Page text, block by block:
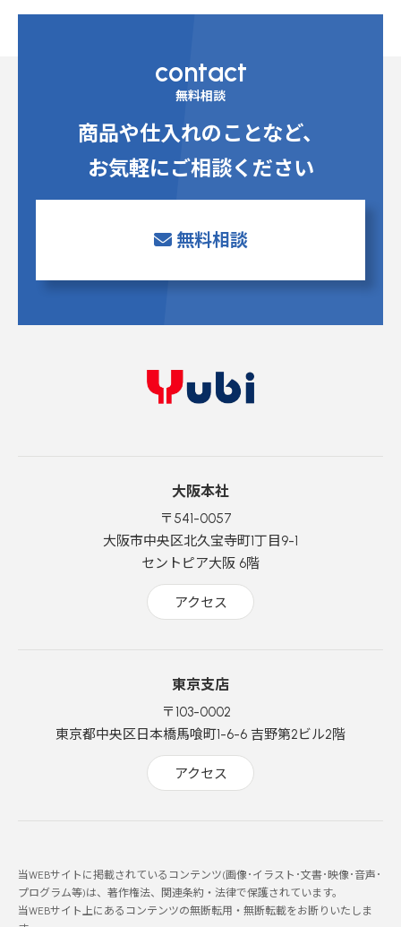
contact
無料相談
商品や仕入れのことなど、
お気軽にご相談ください
無料相談
大阪本社
〒541-0057
大阪市中央区北久宝寺町1丁目9-1
セントピア大阪 6階
アクセス
東京支店
〒103-0002
東京都中央区日本橋馬喰町1-6-6 吉野第2ビル2階
アクセス
当WEBサイトに掲載されているコンテンツ(画像･イラスト･文書･映像･音声･
プログラム等)は、著作権法、関連条約・法律で保護されています。
当WEBサイト上にあるコンテンツの無断転用・無断転載をお断りいたしま